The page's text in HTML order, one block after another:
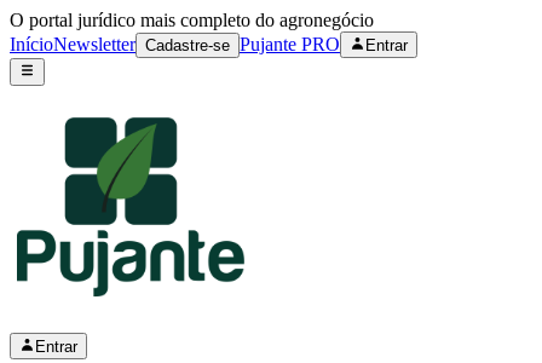
O portal jurídico mais completo do agronegócio
InícioNewsletter Cadastre-se Pujante PRO Entrar
Entrar